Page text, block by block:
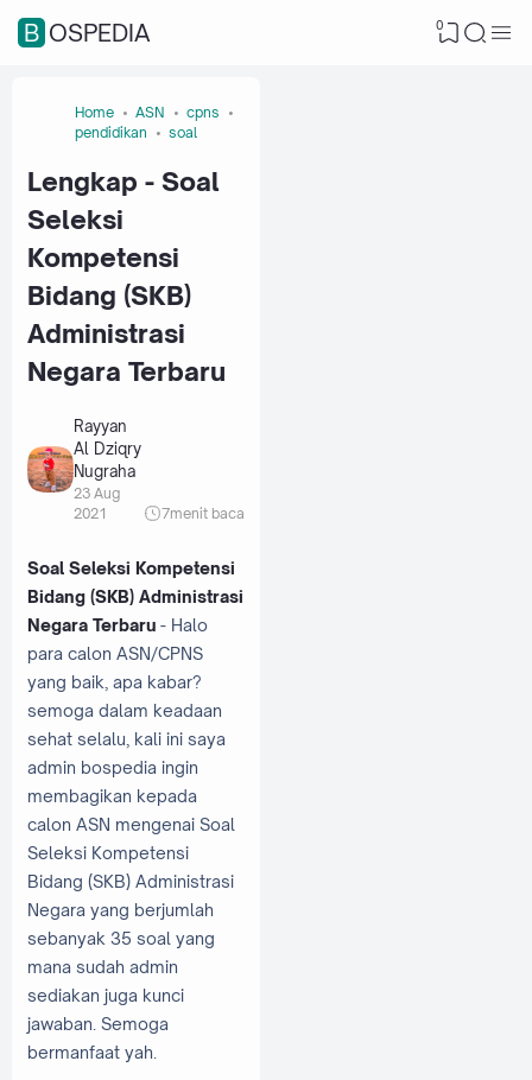
BOSPEDIA 0
Home ASN
cpns
pendidikan
soal
Lengkap - Soal
Seleksi
Kompetensi
Bidang (SKB)
Administrasi
Negara Terbaru
Rayyan
Al Dziqry
Nugraha
23 Aug
2021
7menit baca
Soal Seleksi Kompetensi
Bidang (SKB) Administrasi
Negara Terbaru - Halo
para calon ASN/CPNS
yang baik, apa kabar?
semoga dalam keadaan
sehat selalu, kali ini saya
admin bospedia ingin
membagikan kepada
calon ASN mengenai Soal
Seleksi Kompetensi
Bidang (SKB) Administrasi
Negara yang berjumlah
sebanyak 35 soal yang
mana sudah admin
sediakan juga kunci
jawaban. Semoga
bermanfaat yah.